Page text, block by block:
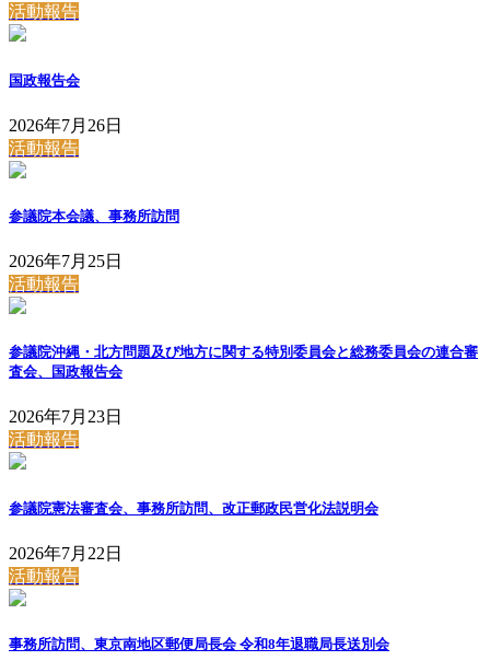
活動報告
国政報告会
2026年7月26日
活動報告
参議院本会議、事務所訪問
2026年7月25日
活動報告
参議院沖縄・北方問題及び地方に関する特別委員会と総務委員会の連合審
査会、国政報告会
2026年7月23日
活動報告
参議院憲法審査会、事務所訪問、改正郵政民営化法説明会
2026年7月22日
活動報告
事務所訪問、東京南地区郵便局長会 令和8年退職局長送別会